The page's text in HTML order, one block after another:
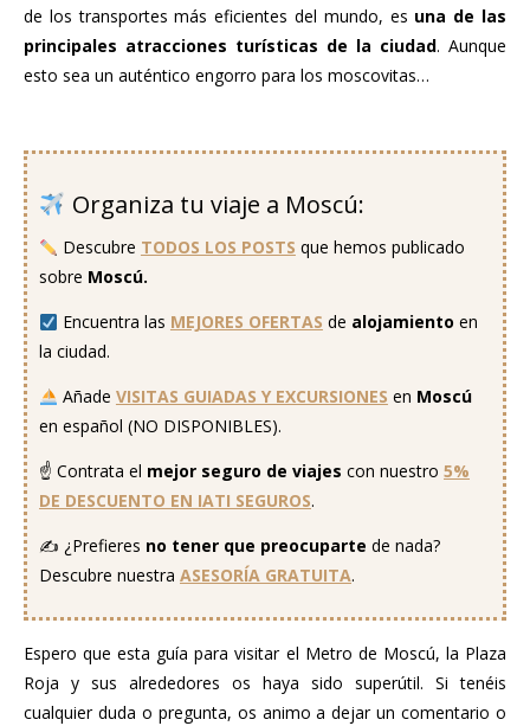
de los transportes más eficientes del mundo, es una de las
principales atracciones turísticas de la ciudad. Aunque
esto sea un auténtico engorro para los moscovitas…
Organiza tu viaje a Moscú:
Descubre TODOS LOS POSTS que hemos publicado
sobre Moscú.
Encuentra las MEJORES OFERTAS de alojamiento en
la ciudad.
Añade VISITAS GUIADAS Y EXCURSIONES en Moscú
en español (NO DISPONIBLES).
☝️ Contrata el mejor seguro de viajes con nuestro 5%
DE DESCUENTO EN IATI SEGUROS.
✍️ ¿Prefieres no tener que preocuparte de nada?
Descubre nuestra ASESORÍA GRATUITA.
Espero que esta guía para visitar el Metro de Moscú, la Plaza
Roja y sus alrededores os haya sido superútil. Si tenéis
cualquier duda o pregunta, os animo a dejar un comentario o